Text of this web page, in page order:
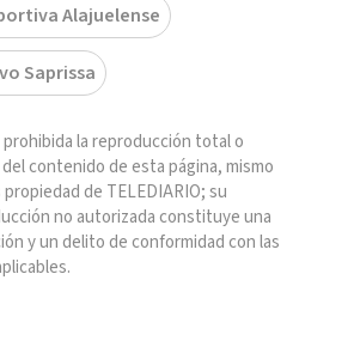
Alajuelense
Saprissa
prohibida la reproducción total o
contenido de esta página, mismo
de TELEDIARIO; su
no autorizada constituye una
y un delito de conformidad con las